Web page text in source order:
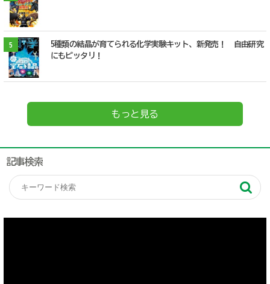
5
5種類の結晶が育てられる化学実験キット、新発売！ 自由研究
にもピッタリ！
もっと見る
記事検索